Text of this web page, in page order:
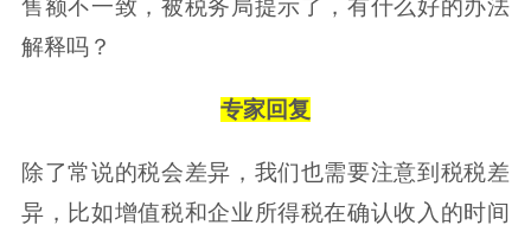
售额不一致，被税务局提示了，有什么好的办法
解释吗？
专家回复
除了常说的税会差异，我们也需要注意到税税差
异，比如增值税和企业所得税在确认收入的时间